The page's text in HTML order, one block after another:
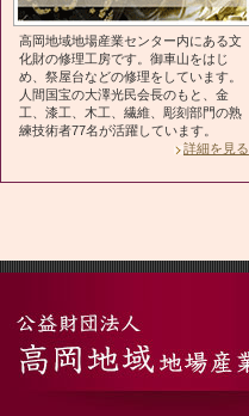
高岡地域地場産業センター内にある文
化財の修理工房です。御車山をはじ
め、祭屋台などの修理をしています。
人間国宝の大澤光民会長のもと、金
工、漆工、木工、繊維、彫刻部門の熟
練技術者77名が活躍しています。
詳細を見る